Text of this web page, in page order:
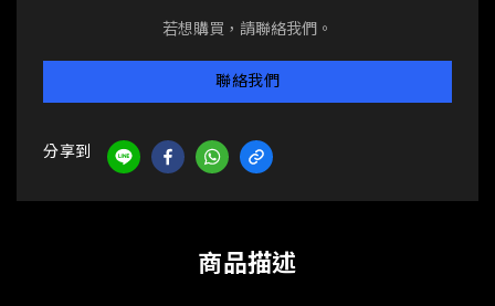
若想購買，請聯絡我們。
聯絡我們
分享到
商品描述